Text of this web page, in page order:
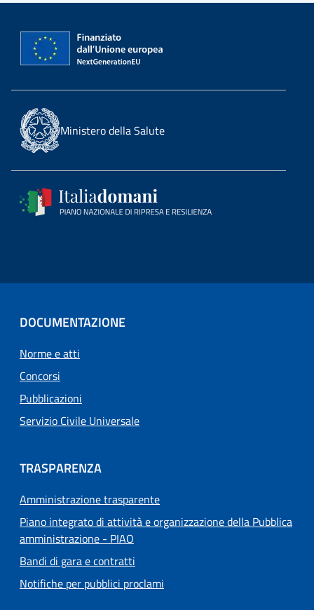
Ministero della Salute
DOCUMENTAZIONE
Norme e atti
Concorsi
Pubblicazioni
Servizio Civile Universale
TRASPARENZA
Amministrazione trasparente
Piano integrato di attività e organizzazione della Pubblica
amministrazione - PIAO
Bandi di gara e contratti
Notifiche per pubblici proclami